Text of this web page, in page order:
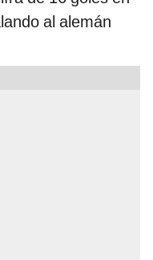
al alemán